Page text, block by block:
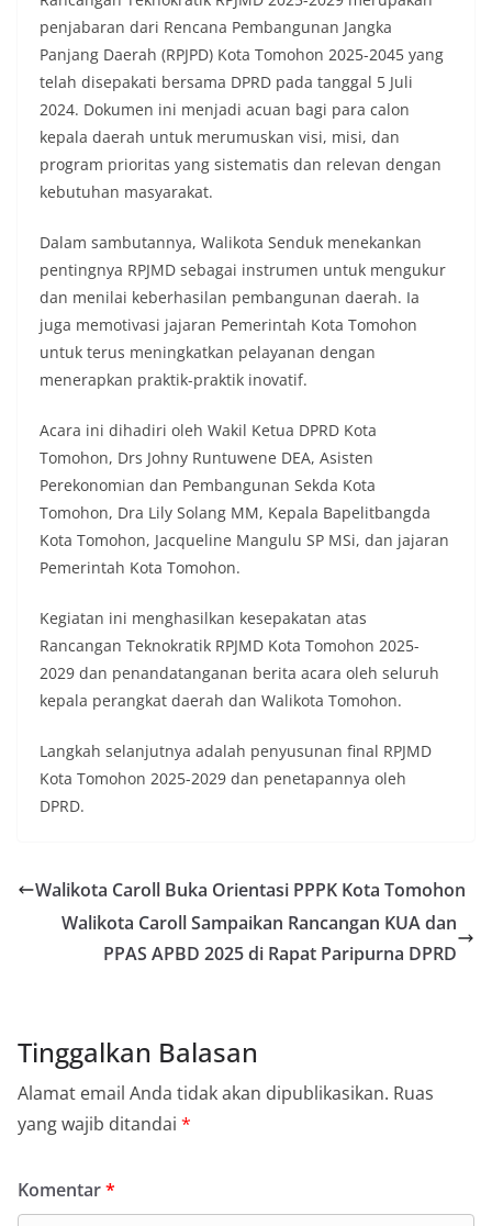
penjabaran dari Rencana Pembangunan Jangka
Panjang Daerah (RPJPD) Kota Tomohon 2025-2045 yang
telah disepakati bersama DPRD pada tanggal 5 Juli
2024. Dokumen ini menjadi acuan bagi para calon
kepala daerah untuk merumuskan visi, misi, dan
program prioritas yang sistematis dan relevan dengan
kebutuhan masyarakat.
Dalam sambutannya, Walikota Senduk menekankan
pentingnya RPJMD sebagai instrumen untuk mengukur
dan menilai keberhasilan pembangunan daerah. Ia
juga memotivasi jajaran Pemerintah Kota Tomohon
untuk terus meningkatkan pelayanan dengan
menerapkan praktik-praktik inovatif.
Acara ini dihadiri oleh Wakil Ketua DPRD Kota
Tomohon, Drs Johny Runtuwene DEA, Asisten
Perekonomian dan Pembangunan Sekda Kota
Tomohon, Dra Lily Solang MM, Kepala Bapelitbangda
Kota Tomohon, Jacqueline Mangulu SP MSi, dan jajaran
Pemerintah Kota Tomohon.
Kegiatan ini menghasilkan kesepakatan atas
Rancangan Teknokratik RPJMD Kota Tomohon 2025-
2029 dan penandatanganan berita acara oleh seluruh
kepala perangkat daerah dan Walikota Tomohon.
Langkah selanjutnya adalah penyusunan final RPJMD
Kota Tomohon 2025-2029 dan penetapannya oleh
DPRD.
Walikota Caroll Buka Orientasi PPPK Kota Tomohon
Walikota Caroll Sampaikan Rancangan KUA dan
PPAS APBD 2025 di Rapat Paripurna DPRD
Tinggalkan Balasan
Alamat email Anda tidak akan dipublikasikan. Ruas
yang wajib ditandai *
Komentar*